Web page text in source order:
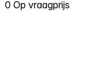
0 Op vraagprijs